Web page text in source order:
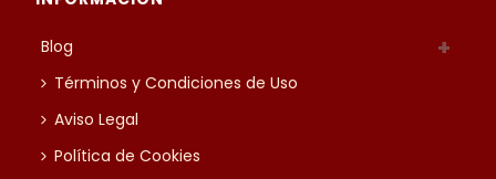
Blog
Términos y Condiciones de Uso
Aviso Legal
Política de Cookies